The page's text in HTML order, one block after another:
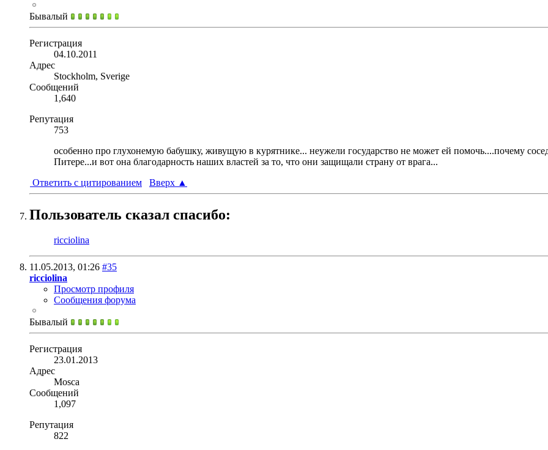
Бывалый
Регистрация
04.10.2011
Адрес
Stockholm, Sverige
Сообщений
1,640
Репутация
753
особенно про глухонемую бабушку, живущую в курятнике... неужели государство не может ей помочь....почему
Питере...и вот она благодарность наших властей за то, что они защищали страну от врага...
Ответить с цитированием
Вверх ▲
Пользователь сказал cпасибо:
ricciolina
11.05.2013, 01:26 #35
ricciolina
Просмотр профиля
Сообщения форума
Бывалый
Регистрация
23.01.2013
Адрес
Mosca
Сообщений
1,097
Репутация
822